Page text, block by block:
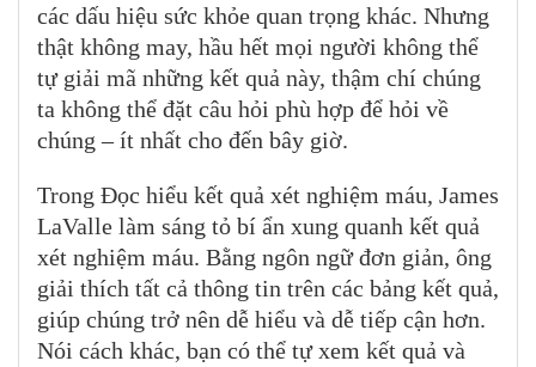
các dấu hiệu sức khỏe quan trọng khác. Nhưng
thật không may, hầu hết mọi người không thể
tự giải mã những kết quả này, thậm chí chúng
ta không thể đặt câu hỏi phù hợp để hỏi về
chúng – ít nhất cho đến bây giờ.
Trong Đọc hiểu kết quả xét nghiệm máu, James
LaValle làm sáng tỏ bí ẩn xung quanh kết quả
xét nghiệm máu. Bằng ngôn ngữ đơn giản, ông
giải thích tất cả thông tin trên các bảng kết quả,
giúp chúng trở nên dễ hiểu và dễ tiếp cận hơn.
Nói cách khác, bạn có thể tự xem kết quả và